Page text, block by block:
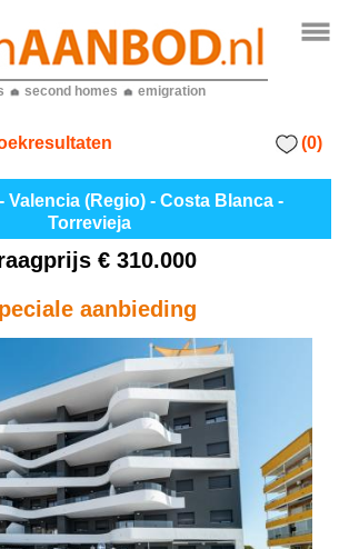
second homes emigration
(0)
Valencia (Regio) - Costa Blanca -
Torrevieja
€ 310.000
aanbieding